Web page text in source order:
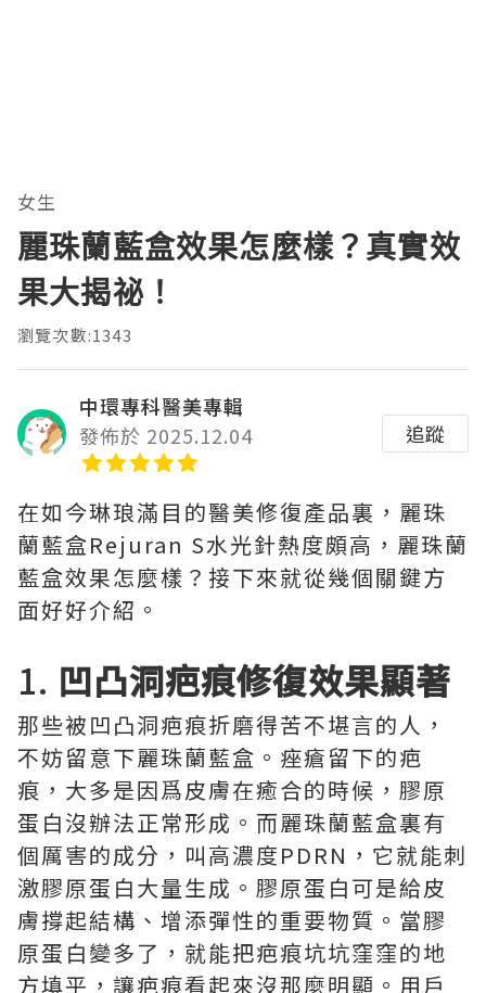
女生
麗珠蘭藍盒效果怎麼樣？真實效
果大揭祕！
瀏覽次數:1343
中環專科醫美專輯
發佈於 2025.12.04
追蹤
在如今琳琅滿目的醫美修復產品裏，麗珠
蘭藍盒Rejuran S水光針熱度頗高，麗珠蘭
藍盒效果怎麼樣？接下來就從幾個關鍵方
面好好介紹。
1. 凹凸洞疤痕修復效果顯著
那些被凹凸洞疤痕折磨得苦不堪言的人，
不妨留意下麗珠蘭藍盒。痤瘡留下的疤
痕，大多是因爲皮膚在癒合的時候，膠原
蛋白沒辦法正常形成。而麗珠蘭藍盒裏有
個厲害的成分，叫高濃度PDRN，它就能刺
激膠原蛋白大量生成。膠原蛋白可是給皮
膚撐起結構、增添彈性的重要物質。當膠
原蛋白變多了，就能把疤痕坑坑窪窪的地
方填平，讓疤痕看起來沒那麼明顯。用戶